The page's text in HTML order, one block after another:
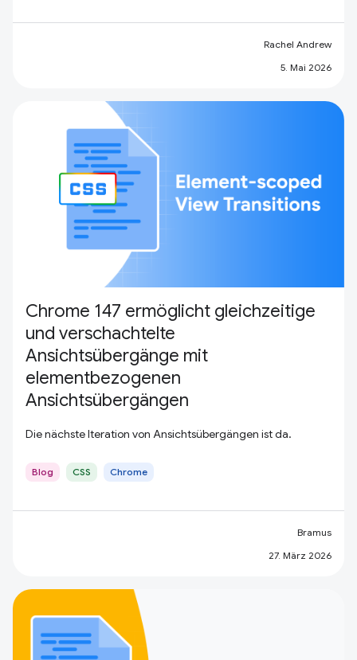
Rachel Andrew
5. Mai 2026
Chrome 147 ermöglicht gleichzeitige
und verschachtelte
Ansichtsübergänge mit
elementbezogenen
Ansichtsübergängen
Die nächste Iteration von Ansichtsübergängen ist da.
Blog CSS Chrome
Bramus
27. März 2026